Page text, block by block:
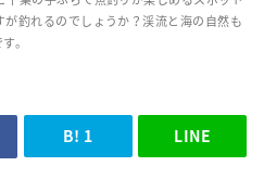
釣れるのでしょうか？渓流と海の自然も
。
B! 1 LINE